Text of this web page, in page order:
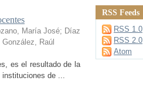
María José; Díaz
Raúl
es el resultado de la
instituciones de ...
RSS Feeds
RSS 1.0
RSS 2.0
Atom